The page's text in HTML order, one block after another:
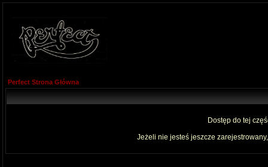
Perfect Strona Główna
Dostęp do tej
Jeżeli nie jesteś jeszcze